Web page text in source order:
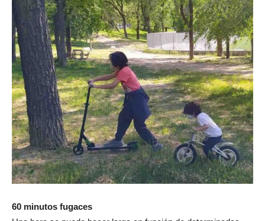
60 minutos fugaces